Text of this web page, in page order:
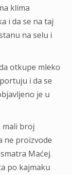
klima
i da se na taj
na selu i
otkupe mleko
i da se
je u
mali broj
ne proizvode
Maćej.
po kajmaku